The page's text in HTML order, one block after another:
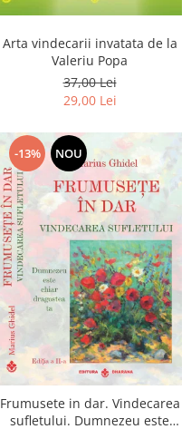
Arta vindecarii invatata de la
Valeriu Popa
37,00 Lei
29,00 Lei
-13% NOU
Frumusete in dar. Vindecarea
sufletului. Dumnezeu este